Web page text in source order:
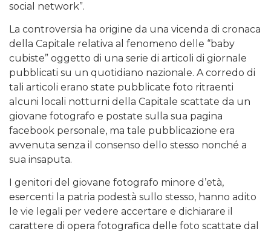
social network”.
La controversia ha origine da una vicenda di cronaca
della Capitale relativa al fenomeno delle “baby
cubiste” oggetto di una serie di articoli di giornale
pubblicati su un quotidiano nazionale. A corredo di
tali articoli erano state pubblicate foto ritraenti
alcuni locali notturni della Capitale scattate da un
giovane fotografo e postate sulla sua pagina
facebook personale, ma tale pubblicazione era
avvenuta senza il consenso dello stesso nonché a
sua insaputa.
I genitori del giovane fotografo minore d’età,
esercenti la patria podestà sullo stesso, hanno adito
le vie legali per vedere accertare e dichiarare il
carattere di opera fotografica delle foto scattate dal